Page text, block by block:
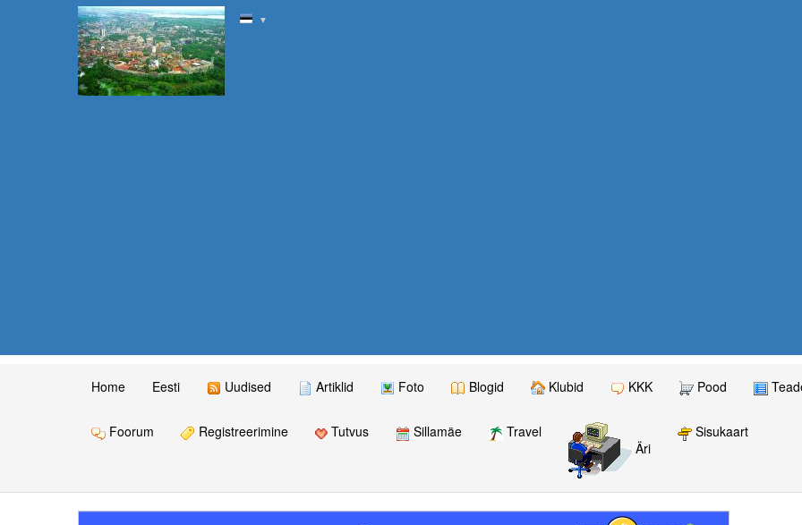
▼
Home Eesti Uudised Artiklid Foto Blogid Klubid KKK Pood
Foorum Registreerimine Tutvus Sillamäe
Travel
Äri
Sisukaart